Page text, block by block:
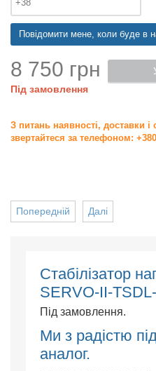
Повідомити мене, коли буде в
8 750 грн
Під замовлення
З питань наявності, доставки і
звертайтеся за телефоном:
Далі
Попередній
Cтабілізатор
SERVO-II-
Під замовлення.
Ми з радістю
аналог.